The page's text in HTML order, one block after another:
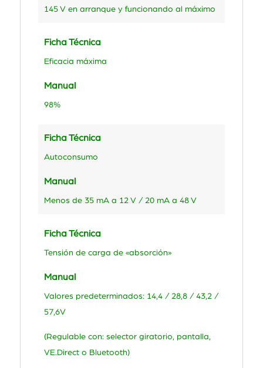
145 V en arranque y funcionando al máximo
Ficha Técnica
Eficacia máxima
Manual
98%
Ficha Técnica
Autoconsumo
Manual
Menos de 35 mA a 12 V / 20 mA a 48 V
Ficha Técnica
Tensión de carga de «absorción»
Manual
Valores predeterminados: 14,4 / 28,8 / 43,2 /
57,6V
(Regulable con: selector giratorio, pantalla,
VE.Direct o Bluetooth)